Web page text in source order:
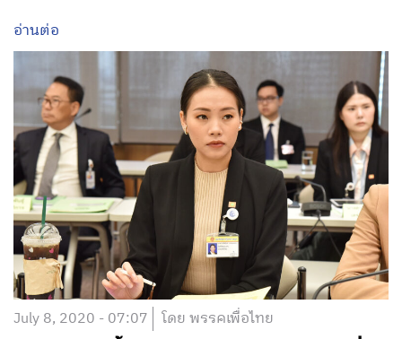
อ่านต่อ
July 8, 2020 - 07:07 โดย พรรคเพื่อไทย